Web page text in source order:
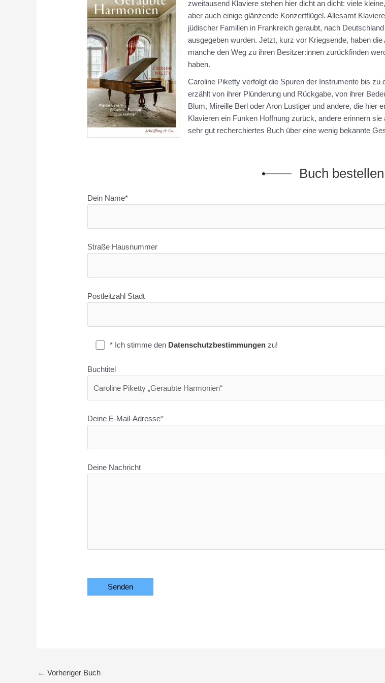
zweitausend Klaviere stehen hier dicht an dicht: viele
aber auch einige glänzende Konzertflügel. Allesamt
jüdischer Familien in Frankreich geraubt, nach
ausgegeben wurden. Jetzt, kurz vor Kriegsende, haben
manche den Weg zu ihren Besitzer:innen zurückfinden
haben.
Caroline Piketty verfolgt die Spuren der Instrumente bis
erzählt von ihrer Plünderung und Rückgabe, von ihrer
Blum, Mireille Berl oder Aron Lustiger und andere, die
Klavieren ein Funken Hoffnung zurück, andere erinnern
sehr gut recherchiertes Buch über eine wenig bekannte
Buch bestellen
Dein Name*
Straße Hausnummer
Postleitzahl Stadt
* Ich stimme den Datenschutzbestimmungen zu!
Buchtitel
Deine E-Mail-Adresse*
Deine Nachricht
Bitte lasse dieses Feld leer.
← Vorheriger Buch